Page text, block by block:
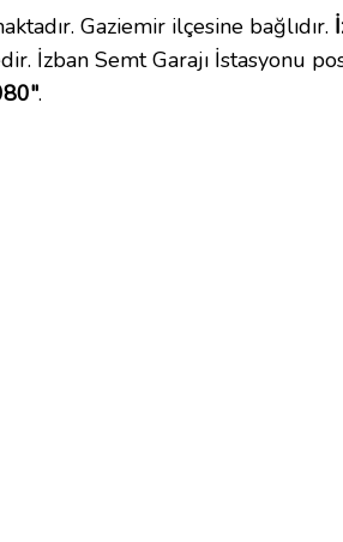
Gaziemir ilçesine bağlıdır.
İzban Semt Garajı İstasyonu
.